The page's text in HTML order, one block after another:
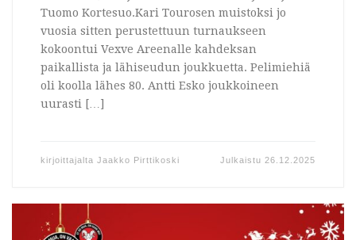
Tuomo Kortesuo.Kari Tourosen muistoksi jo
vuosia sitten perustettuun turnaukseen
kokoontui Vexve Areenalle kahdeksan
paikallista ja lähiseudun joukkuetta. Pelimiehiä
oli koolla lähes 80. Antti Esko joukkoineen
uurasti […]
kirjoittajalta Jaakko Pirttikoski Julkaistu 26.12.2025